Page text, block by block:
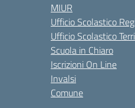
MIUR
Ufficio Scolastico
Ufficio Scolastico
Scuola in Chiaro
Iscrizioni On Line
Invalsi
Comune